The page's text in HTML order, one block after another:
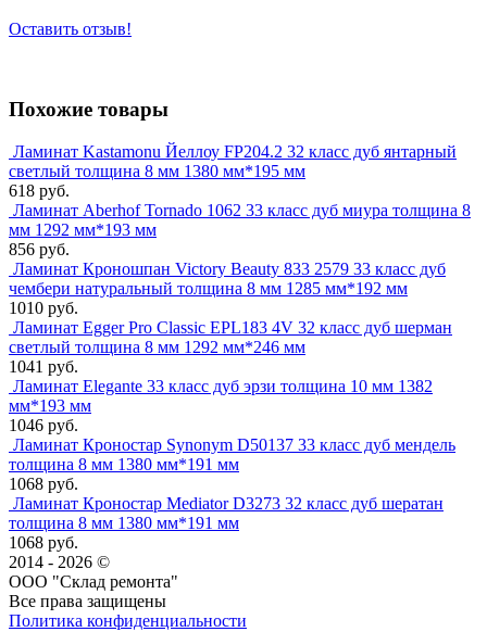
Оставить отзыв!
Похожие товары
Ламинат Kastamonu Йеллоу FP204.2 32 класс дуб янтарный
светлый толщина 8 мм 1380 мм*195 мм
618 руб.
Ламинат Aberhof Tornado 1062 33 класс дуб миура толщина 8
мм 1292 мм*193 мм
856 руб.
Ламинат Кроношпан Victory Beauty 833 2579 33 класс дуб
чембери натуральный толщина 8 мм 1285 мм*192 мм
1010 руб.
Ламинат Egger Pro Classic EPL183 4V 32 класс дуб шерман
светлый толщина 8 мм 1292 мм*246 мм
1041 руб.
Ламинат Elegante 33 класс дуб эрзи толщина 10 мм 1382
мм*193 мм
1046 руб.
Ламинат Кроностар Synonym D50137 33 класс дуб мендель
толщина 8 мм 1380 мм*191 мм
1068 руб.
Ламинат Кроностар Mediator D3273 32 класс дуб шератан
толщина 8 мм 1380 мм*191 мм
1068 руб.
2014 - 2026 ©
ООО "Склад ремонта"
Все права защищены
Политика конфиденциальности